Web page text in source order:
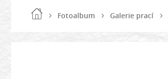
Fotoalbum Galerie prací